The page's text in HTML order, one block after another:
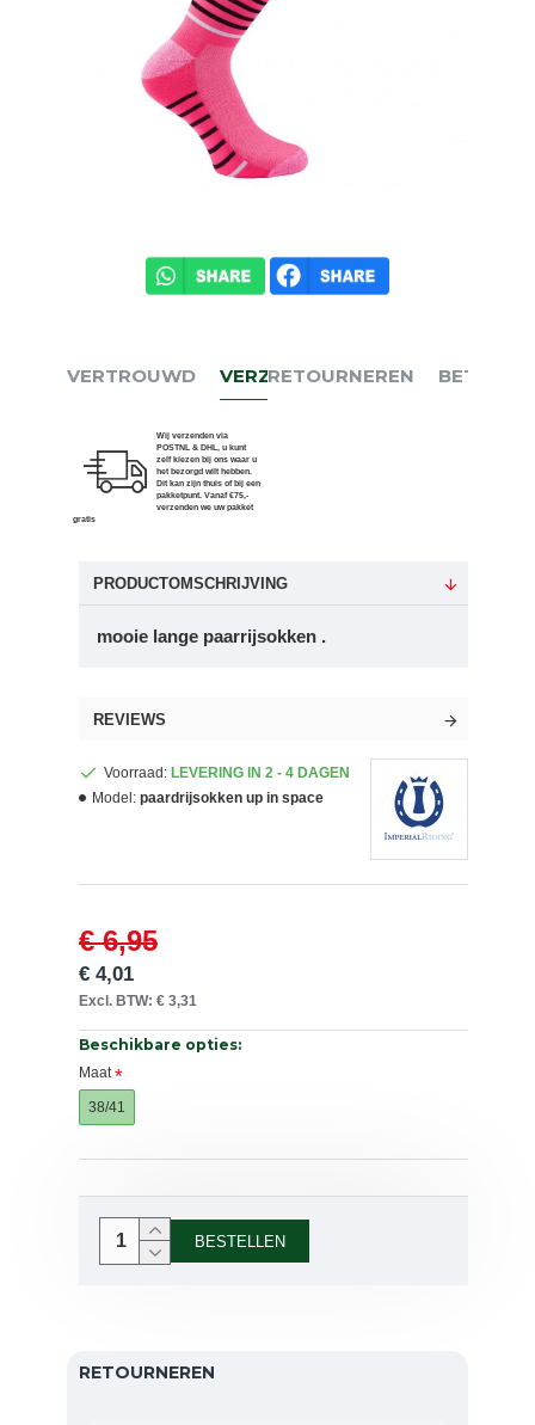
VERTROUWD VERZENDEN
Wij verzenden via
POSTNL & DHL, u kunt
zelf kiezen bij ons waar u
het bezorgd wilt hebben.
Dit kan zijn thuis of bij een
pakketpunt. Vanaf €75,-
verzenden we uw pakket
gratis
RETOURNEREN BETALEN
PRODUCTOMSCHRIJVING
mooie lange paarrijsokken .
REVIEWS
Voorraad: LEVERING IN 2 - 4 DAGEN
Model: paardrijsokken up in space
€ 4,01
€ 6,95
Excl. BTW: € 3,31
Beschikbare opties:
Maat
38/41
BESTELLEN
RETOURNEREN